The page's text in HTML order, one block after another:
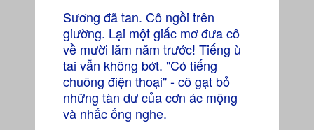
Sương đã tan. Cô ngồi trên
giường. Lại một giấc mơ đưa cô
về mười lăm năm trước! Tiếng ù
tai vẫn không bớt. "Có tiếng
chuông điện thoại" - cô gạt bỏ
những tàn dư của cơn ác mộng
và nhấc ống nghe.